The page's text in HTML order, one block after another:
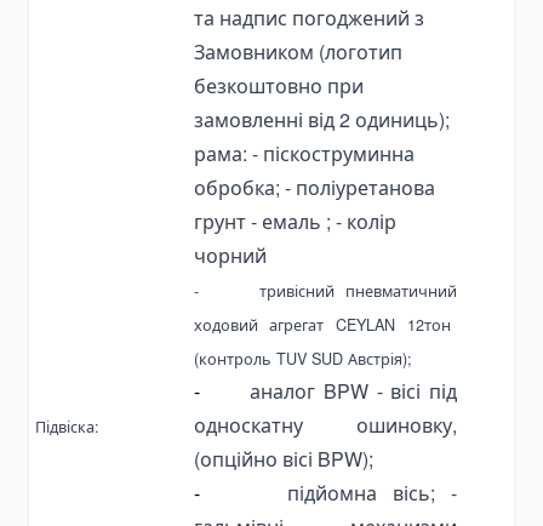
та надпис погоджений з
Замовником (логотип
безкоштовно при
замовленні від 2 одиниць);
рама: - піскоструминна
обробка; - поліуретанова
грунт - емаль ; - колір
чорний
Підвіска:
-
тривісний пневматичний
ходовий агрегат CEYLAN 12тон
(контроль TUV SUD Австрія);
- аналог BPW - вісі під
односкатну ошиновку,
(опційно вісі BPW);
-
підйомна вісь;-